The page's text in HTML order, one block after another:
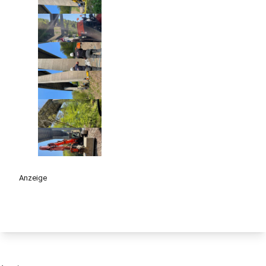
Anzeige